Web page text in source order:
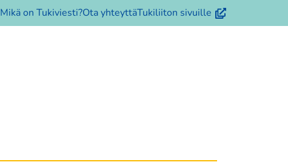
Mikä on Tukiviesti?Ota yhteyttäTukiliiton sivuille (avautuu
uuteen